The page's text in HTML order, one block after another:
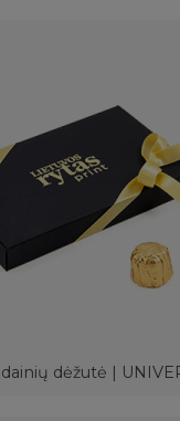
dėžutė |